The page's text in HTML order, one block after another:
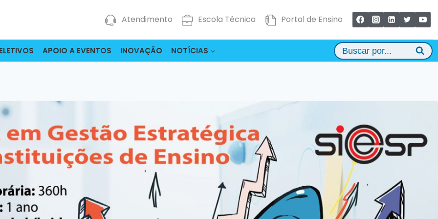
Atendimento Escola Técnica Portal de Ensino
APOIO A EVENTOS INOVAÇÃO NOTÍCIAS Buscar por...